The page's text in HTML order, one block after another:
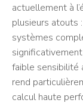
actuellement à
plusieurs atouts
systèmes
faible sensibilité
rend
calcul haute